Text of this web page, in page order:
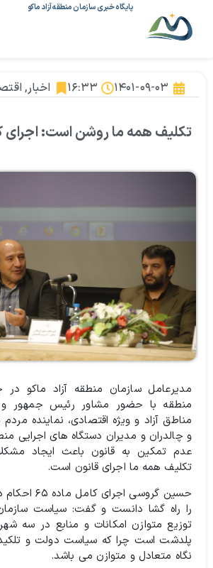
پایگاه خبری سازمان منطقه آزاد ماکو
۱۴۰۱-۰۹-۰۳ ۱۶:۳۳ اخبار,
تکلیف همه ما روشن است: اجرای
مدیرعامل سازمان منطقه آزاد ماکو در
منطقه با حضور مشاور رئیس جمهور و
مناطق آزاد و ويژه اقتصادی، نماینده
و چالدران و مدیران دستگاه های اجرایی
عدم تمکین به قانون باعث ایجاد
تکلیف همه ما اجرای قانون است.
حسین گروسی
را راه گشا دانست و گفت: سیاست
توزیع متوازن امکانات و منابع در سه
پلدشت است چرا که سیاست دولت و
نگاه متعادل و متوازن می باشد.